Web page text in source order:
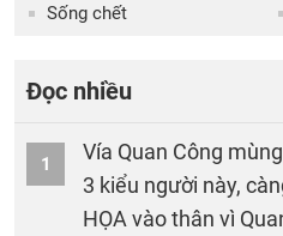
Sống chết
Đọc nhiều
1
Vía Quan Công
3 kiểu người này,
HỌA vào thân vì